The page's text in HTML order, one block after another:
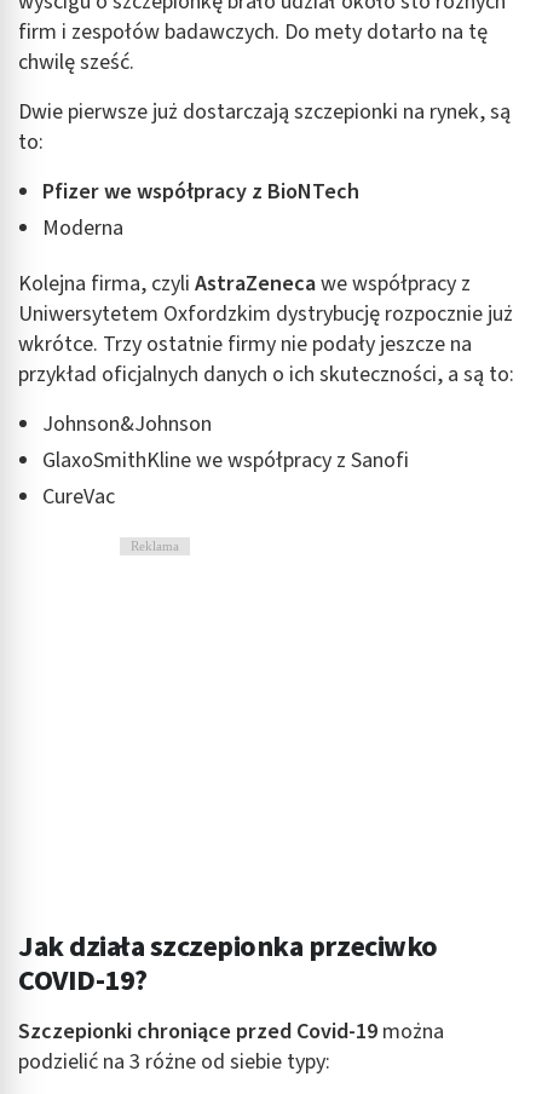
firm i zespołów badawczych. Do mety dotarło na tę
chwilę sześć.
Dwie pierwsze już dostarczają szczepionki na rynek, są
to:
Pfizer we współpracy z BioNTech
Moderna
Kolejna firma, czyli AstraZenecawe współpracy z
Uniwersytetem Oxfordzkim dystrybucję rozpocznie już
wkrótce. Trzy ostatnie firmy nie podały jeszcze na
przykład oficjalnych danych o ich skuteczności, a są to:
Johnson&Johnson
GlaxoSmithKline we współpracy z Sanofi
CureVac
Reklama
Jak działa szczepionka przeciwko
COVID-19?
Szczepionki chroniące przed Covid-19 można
podzielić na 3 różne od siebie typy: